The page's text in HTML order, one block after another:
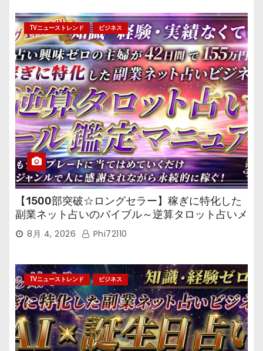
TVニューストレンド ビジネス
【1500部突破☆ロングセラー】稼ぎに特化した
副業ネット占いのバイブル～逆算タロット占いメ
ール鑑定マニュアル～
8月 4, 2026 Phi72110
TVニューストレンド ビジネス